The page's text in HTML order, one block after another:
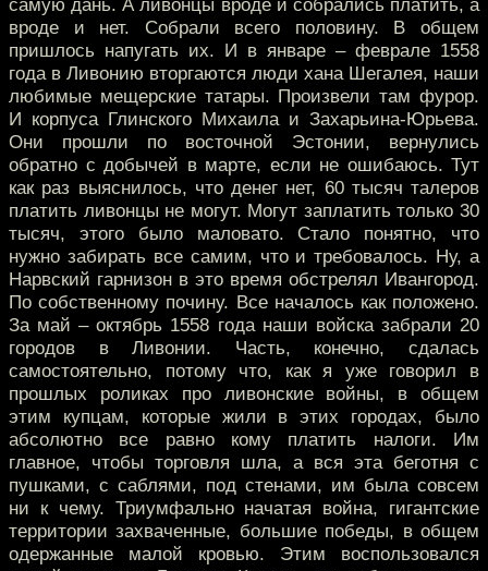
самую дань. А ливонцы вроде и собрались платить, а
вроде и нет. Собрали всего половину. В общем
пришлось напугать их. И в январе – феврале 1558
года в Ливонию вторгаются люди хана Шегалея, наши
любимые мещерские татары. Произвели там фурор.
И корпуса Глинского Михаила и Захарьина-Юрьева.
Они прошли по восточной Эстонии, вернулись
обратно с добычей в марте, если не ошибаюсь. Тут
как раз выяснилось, что денег нет, 60 тысяч талеров
платить ливонцы не могут. Могут заплатить только 30
тысяч, этого было маловато. Стало понятно, что
нужно забирать все самим, что и требовалось. Ну, а
Нарвский гарнизон в это время обстрелял Ивангород.
По собственному почину. Все началось как положено.
За май – октябрь 1558 года наши войска забрали 20
городов в Ливонии. Часть, конечно, сдалась
самостоятельно, потому что, как я уже говорил в
прошлых роликах про ливонские войны, в общем
этим купцам, которые жили в этих городах, было
абсолютно все равно кому платить налоги. Им
главное, чтобы торговля шла, а вся эта беготня с
пушками, с саблями, под стенами, им была совсем
ни к чему. Триумфально начатая война, гигантские
территории захваченные, большие победы, в общем
одержанные малой кровью. Этим воспользовался